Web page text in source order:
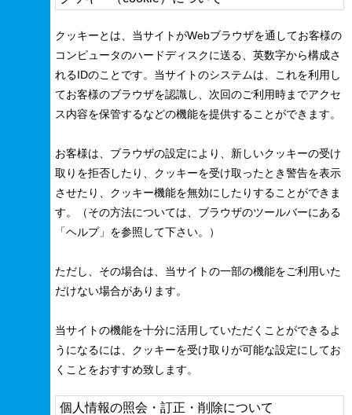
クッキーとは、当サイトがWebブラウザを通してお客様の
コンピュータのハードディスクに送る、英数字から構成さ
れるIDのことです。当サイトのシステムは、これを利用し
てお客様のブラウザを認識し、次回のご利用時までアクセ
ス内容を保管するなどの機能を提供することができます。
お客様は、ブラウザの設定により、新しいクッキーの受け
取りを拒否したり、クッキーを受け取ったとき警告を表示
させたり、クッキー機能を無効にしたりすることができま
す。（その方法については、ブラウザのツールバーにある
「ヘルプ」を参照して下さい。）
ただし、その場合は、当サイトの一部の機能をご利用いた
だけない場合があります。
当サイトの機能を十分に活用していただくことができるよ
うになるには、クッキーを受け取りが可能な設定にしてお
くことをおすすめ致します。
個人情報の照会・訂正・削除について